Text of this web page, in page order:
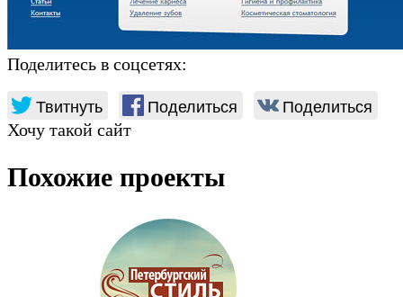
Поделитесь в соцсетях:
Твитнуть Поделиться Поделиться
Хочу такой сайт
Похожие проекты